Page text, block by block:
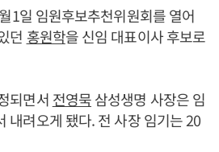
1일 임원후보추천위원회를 열어
던 홍원학을 신임 대표이사 후보로
되면서 전영묵삼성생명 사장은 임
내려오게 됐다. 전 사장 임기는 20